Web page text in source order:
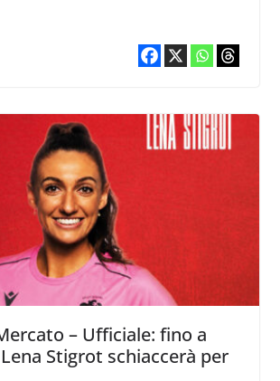
– Ufficiale: fino a
Stigrot schiaccerà per